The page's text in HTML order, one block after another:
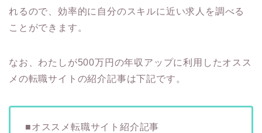
れるので、効率的に自分のスキルに近い求人を調べる
ことができます。
なお、わたしが500万円の年収アップに利用したオスス
メの転職サイトの紹介記事は下記です。
■オススメ転職サイト紹介記事